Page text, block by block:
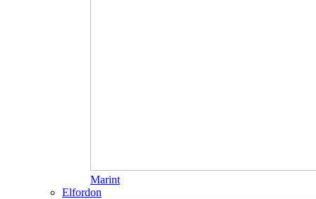
Marint
Elfordon